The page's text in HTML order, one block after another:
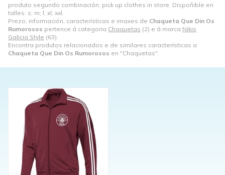
produto segundo combinación, pick up clothes in store. Dispoñible en
talles: s; m; l; xl; xxl.
Prezo, información, características e imaxes de Chaqueta Que Din Os
Rumorosos pertence á categoria Chaquetas (2) e á marca Nikis
Galicia Style (63).
Encontra produtos relacionados e de similares características a
Chaqueta Que Din Os Rumorosos en "Chaquetas".